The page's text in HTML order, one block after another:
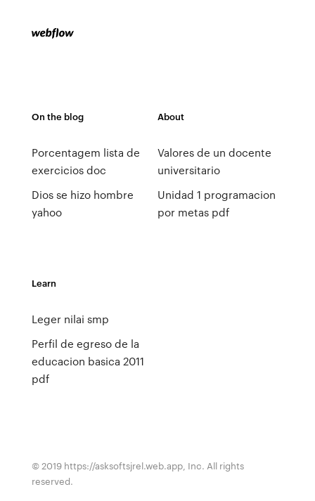
On the blog
Porcentagem lista de
exercicios doc
Dios se hizo hombre
yahoo
About
Valores de un docente
universitario
Unidad 1 programacion
por metas pdf
Learn
Leger nilai smp
Perfil de egreso de la
educacion basica 2011
pdf
© 2019 https://asksoftsjrel.web.app, Inc. All rights
reserved.